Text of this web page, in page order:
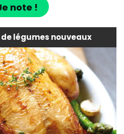
note !
légumes nouveaux